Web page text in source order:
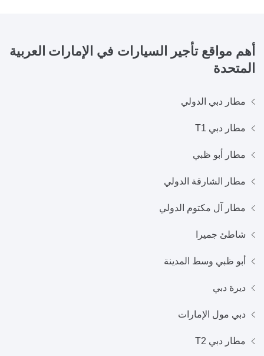
أهم مواقع تأجير السيارات في الإمارات العربية
المتحدة
مطار دبي الدولي
مطار دبي T1
مطار أبو ظبي
مطار الشارقة الدولي
مطار آل مكتوم الدولي
شاطئ جميرا
أبو ظبي وسط المدينة
ديرة دبي
دبي مول الإمارات
مطار دبي T2